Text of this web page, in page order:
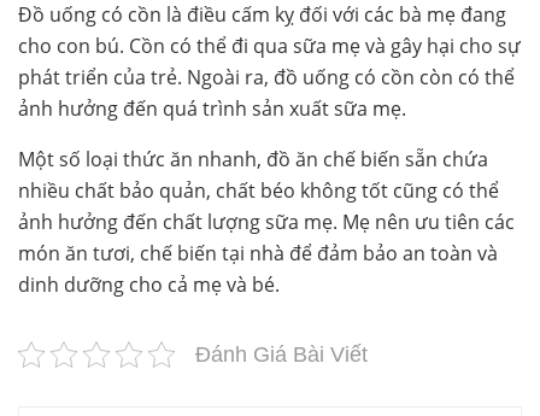
Đồ uống có cồn là điều cấm kỵ đối với các bà mẹ đang
cho con bú. Cồn có thể đi qua sữa mẹ và gây hại cho sự
phát triển của trẻ. Ngoài ra, đồ uống có cồn còn có thể
ảnh hưởng đến quá trình sản xuất sữa mẹ.
Một số loại thức ăn nhanh, đồ ăn chế biến sẵn chứa
nhiều chất bảo quản, chất béo không tốt cũng có thể
ảnh hưởng đến chất lượng sữa mẹ. Mẹ nên ưu tiên các
món ăn tươi, chế biến tại nhà để đảm bảo an toàn và
dinh dưỡng cho cả mẹ và bé.
Đánh Giá Bài Viết